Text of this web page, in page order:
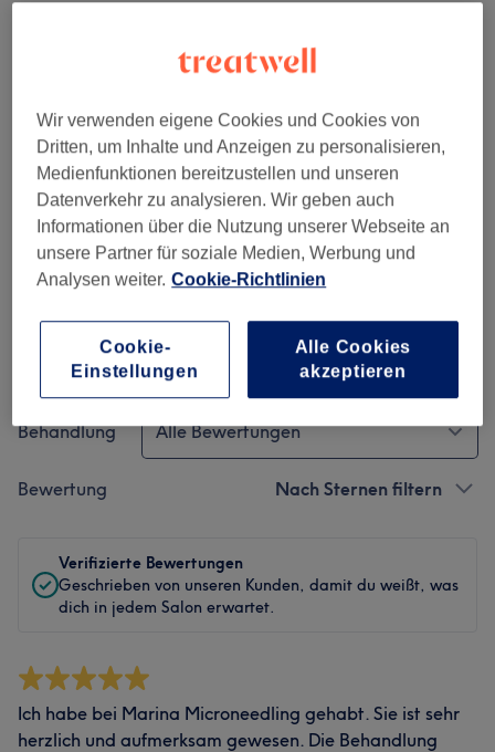
Ambiente
Sauberkeit
Service
Bewertungen filtern
Behandlung Alle Bewertungen
Bewertung Nach Sternen filtern
Verifizierte Bewertungen
Geschrieben von unseren Kunden, damit du weißt, was
dich in jedem Salon erwartet.
Ich habe bei Marina Microneedling gehabt. Sie ist sehr
herzlich und aufmerksam gewesen. Die Behandlung
Wir verwenden eigene Cookies und Cookies von
Dritten, um Inhalte und Anzeigen zu personalisieren,
Medienfunktionen bereitzustellen und unseren
Datenverkehr zu analysieren. Wir geben auch
Informationen über die Nutzung unserer Webseite an
unsere Partner für soziale Medien, Werbung und
Analysen weiter. Cookie-Richtlinien
Cookie-
Einstellungen
Alle Cookies
akzeptieren